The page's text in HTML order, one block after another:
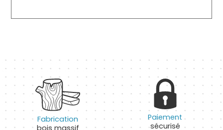
Fabrication
Paiement
sécurisé